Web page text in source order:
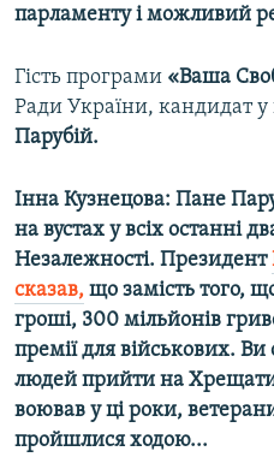
парламенту і можливий
Гість програми «Ваша
Ради України, кандидат у
Парубій.
Інна Кузнецова: Пане
на вустах у всіх останні
Незалежності. Президент
сказав, що замість того,
гроші, 300 мільйонів
премії для військових. Ви
людей прийти на
воював у ці роки,
пройшлися ходою...